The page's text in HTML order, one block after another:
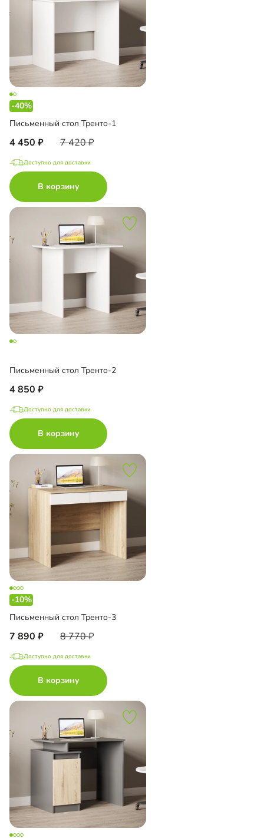
-40%
Письменный стол Тренто-1
4 450 7 420
Доступно для доставки
В корзину
Письменный стол Тренто-2
4 850
Доступно для доставки
В корзину
-10%
Письменный стол Тренто-3
7 890 8 770
Доступно для доставки
В корзину